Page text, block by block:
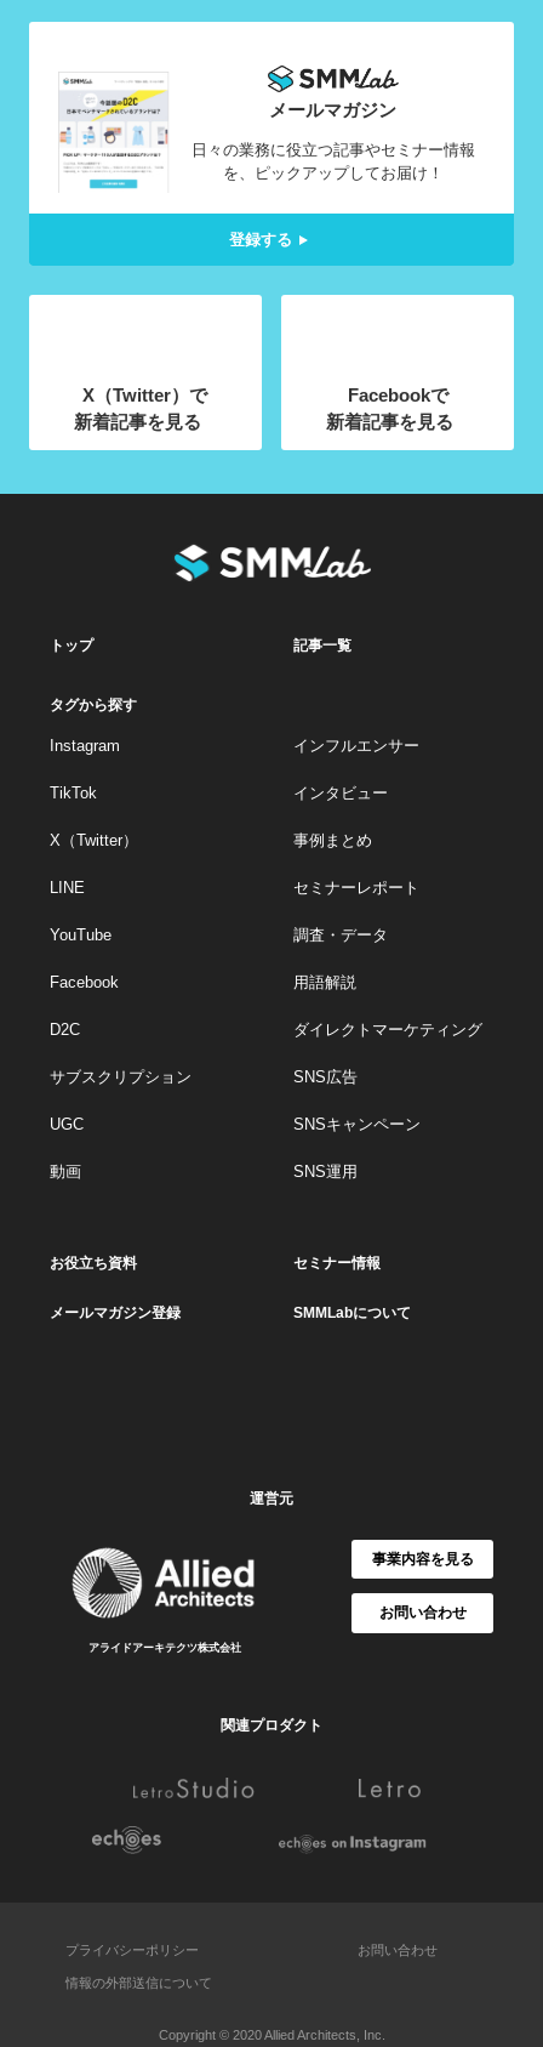
メールマガジン
日々の業務に役立つ記事やセミナー情報
を、ピックアップしてお届け！
登録する
X（Twitter）で
新着記事を見る
Facebookで
新着記事を見る
トップ 記事一覧
タグから探す
Instagram
TikTok
X（Twitter）
LINE
YouTube
Facebook
D2C
サブスクリプション
UGC
動画
インフルエンサー
インタビュー
事例まとめ
セミナーレポート
調査・データ
用語解説
ダイレクトマーケティング
SNS広告
SNSキャンペーン
SNS運用
お役立ち資料 セミナー情報
メールマガジン登録 SMMLabについて
運営元
アライドアーキテクツ株式会社
事業内容を見る
お問い合わせ
関連プロダクト
プライバシーポリシー お問い合わせ
情報の外部送信について
Copyright © 2020 Allied Architects, Inc.